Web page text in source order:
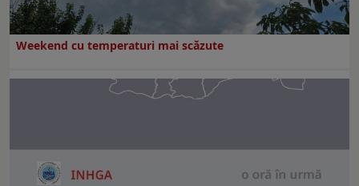
Weekend cu temperaturi mai scăzute